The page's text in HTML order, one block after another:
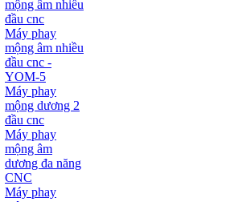
mộng âm nhiều
đầu cnc
Máy phay
mộng âm nhiều
đầu cnc -
YOM-5
Máy phay
mộng dương 2
đầu cnc
Máy phay
mộng âm
dương đa năng
CNC
Máy phay